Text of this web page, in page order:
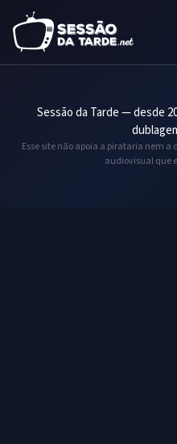
Sessão da Tarde — desde
Esse site não apoia a pirataria nem
audiovisual que